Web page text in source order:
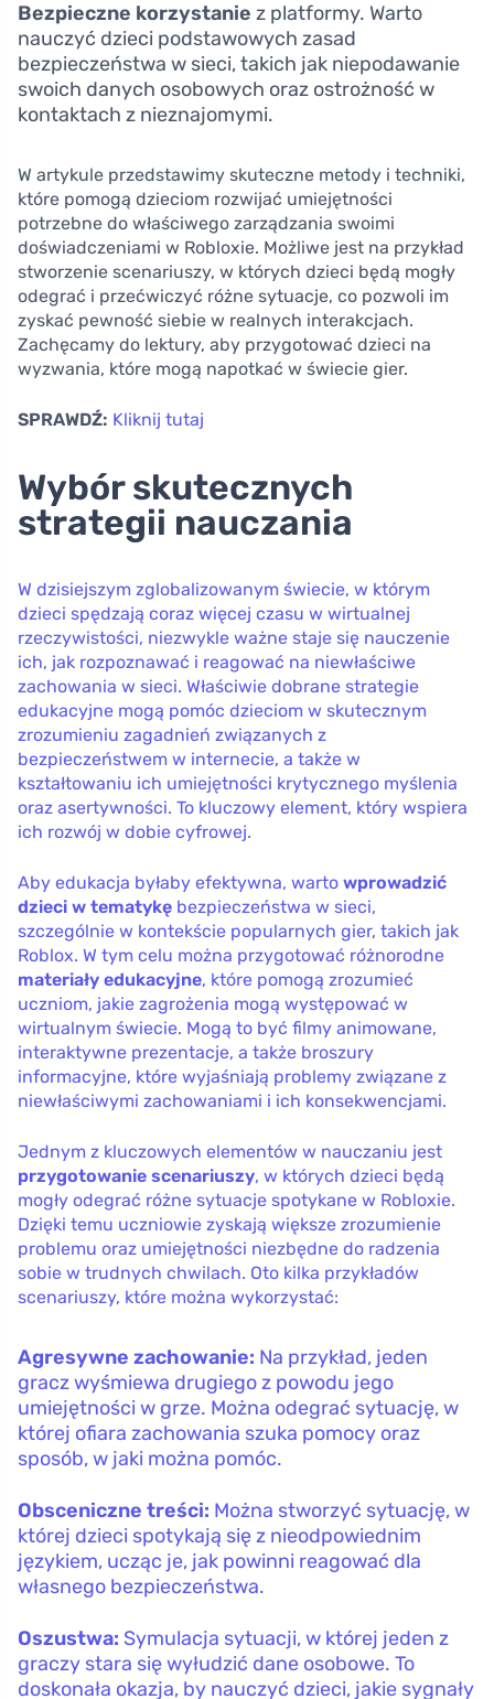
Bezpieczne korzystanie z platformy. Warto
nauczyć dzieci podstawowych zasad
bezpieczeństwa w sieci, takich jak niepodawanie
swoich danych osobowych oraz ostrożność w
kontaktach z nieznajomymi.
W artykule przedstawimy skuteczne metody i techniki,
które pomogą dzieciom rozwijać umiejętności
potrzebne do właściwego zarządzania swoimi
doświadczeniami w Robloxie. Możliwe jest na przykład
stworzenie scenariuszy, w których dzieci będą mogły
odegrać i przećwiczyć różne sytuacje, co pozwoli im
zyskać pewność siebie w realnych interakcjach.
Zachęcamy do lektury, aby przygotować dzieci na
wyzwania, które mogą napotkać w świecie gier.
SPRAWDŹ: Kliknij tutaj
Wybór skutecznych
strategii nauczania
W dzisiejszym zglobalizowanym świecie, w którym
dzieci spędzają coraz więcej czasu w wirtualnej
rzeczywistości, niezwykle ważne staje się nauczenie
ich, jak rozpoznawać i reagować na niewłaściwe
zachowania w sieci. Właściwie dobrane strategie
edukacyjne mogą pomóc dzieciom w skutecznym
zrozumieniu zagadnień związanych z
bezpieczeństwem w internecie, a także w
kształtowaniu ich umiejętności krytycznego myślenia
oraz asertywności. To kluczowy element, który wspiera
ich rozwój w dobie cyfrowej.
Aby edukacja byłaby efektywna, warto wprowadzić
dzieci w tematykę bezpieczeństwa w sieci,
szczególnie w kontekście popularnych gier, takich jak
Roblox. W tym celu można przygotować różnorodne
materiały edukacyjne, które pomogą zrozumieć
uczniom, jakie zagrożenia mogą występować w
wirtualnym świecie. Mogą to być filmy animowane,
interaktywne prezentacje, a także broszury
informacyjne, które wyjaśniają problemy związane z
niewłaściwymi zachowaniami i ich konsekwencjami.
Jednym z kluczowych elementów w nauczaniu jest
przygotowanie scenariuszy, w których dzieci będą
mogły odegrać różne sytuacje spotykane w Robloxie.
Dzięki temu uczniowie zyskają większe zrozumienie
problemu oraz umiejętności niezbędne do radzenia
sobie w trudnych chwilach. Oto kilka przykładów
scenariuszy, które można wykorzystać:
Agresywne zachowanie: Na przykład, jeden
gracz wyśmiewa drugiego z powodu jego
umiejętności w grze. Można odegrać sytuację, w
której ofiara zachowania szuka pomocy oraz
sposób, w jaki można pomóc.
Obsceniczne treści: Można stworzyć sytuację, w
której dzieci spotykają się z nieodpowiednim
językiem, ucząc je, jak powinni reagować dla
własnego bezpieczeństwa.
Oszustwa: Symulacja sytuacji, w której jeden z
graczy stara się wyłudzić dane osobowe. To
doskonała okazja, by nauczyć dzieci, jakie sygnały